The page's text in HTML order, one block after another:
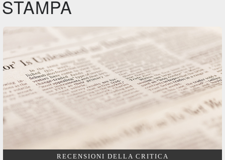
STAMPA
RECENSIONI DELLA CRITICA